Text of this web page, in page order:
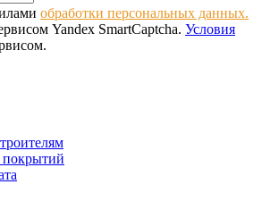
обработки персональных данных.
Yandex SmartCaptcha. Условия
покрытий